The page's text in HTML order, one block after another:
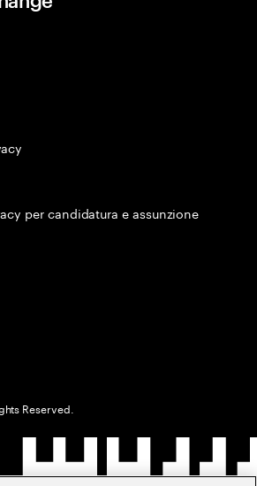
per candidatura e assunzione
Reserved.